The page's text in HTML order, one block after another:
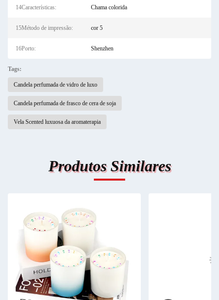
14Características: Chama colorida
15Método de impressão: cor 5
16Porto: Shenzhen
Tags:
Candela perfumada de vidro de luxo
Candela perfumada de frasco de cera de soja
Vela Scented luxuosa da aromaterapia
Produtos Similares